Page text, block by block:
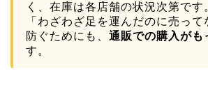
く、在庫は各店舗の状況次第です
「わざわざ足を運んだのに売っ
防ぐためにも、 通販での購入がも
す。